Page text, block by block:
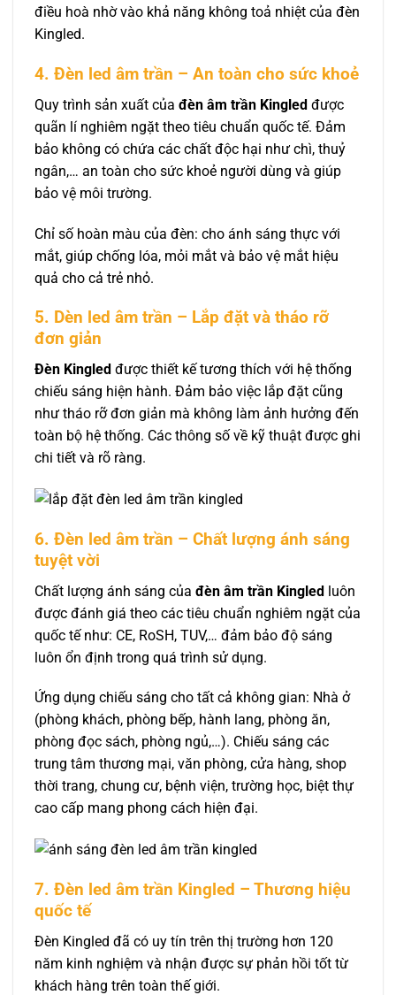
điều hoà nhờ vào khả năng không toả nhiệt của đèn
Kingled.
4. Đèn led âm trần – An toàn cho sức khoẻ
Quy trình sản xuất của đèn âm trần Kingled được
quãn lí nghiêm ngặt theo tiêu chuẩn quốc tế. Đảm
bảo không có chứa các chất độc hại như chì, thuỷ
ngân,… an toàn cho sức khoẻ người dùng và giúp
bảo vệ môi trường.
Chỉ số hoàn màu của đèn: cho ánh sáng thực với
mắt, giúp chống lóa, mỏi mắt và bảo vệ mắt hiệu
quả cho cả trẻ nhỏ.
5. Dèn led âm trần – Lắp đặt và tháo rỡ
đơn giản
Đèn Kingled được thiết kế tương thích với hệ thống
chiếu sáng hiện hành. Đảm bảo việc lắp đặt cũng
như tháo rỡ đơn giản mà không làm ảnh hưởng đến
toàn bộ hệ thống. Các thông số về kỹ thuật được ghi
chi tiết và rõ ràng.
6. Đèn led âm trần – Chất lượng ánh sáng
tuyệt vời
Chất lượng ánh sáng của đèn âm trần Kingled luôn
được đánh giá theo các tiêu chuẩn nghiêm ngặt của
quốc tế như: CE, RoSH, TUV,… đảm bảo độ sáng
luôn ổn định trong quá trình sử dụng.
Ứng dụng chiếu sáng cho tất cả không gian: Nhà ở
(phòng khách, phòng bếp, hành lang, phòng ăn,
phòng đọc sách, phòng ngủ,…). Chiếu sáng các
trung tâm thương mại, văn phòng, cửa hàng, shop
thời trang, chung cư, bệnh viện, trường học, biệt thự
cao cấp mang phong cách hiện đại.
7. Đèn led âm trần Kingled – Thương hiệu
quốc tế
Đèn Kingled đã có uy tín trên thị trường hơn 120
năm kinh nghiệm và nhận được sự phản hồi tốt từ
khách hàng trên toàn thế giới.